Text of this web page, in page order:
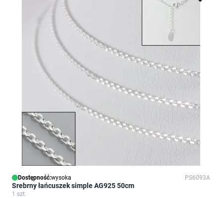
Dostępność:wysoka PS6093A
Srebrny łańcuszek simple AG925 50cm
1 szt.